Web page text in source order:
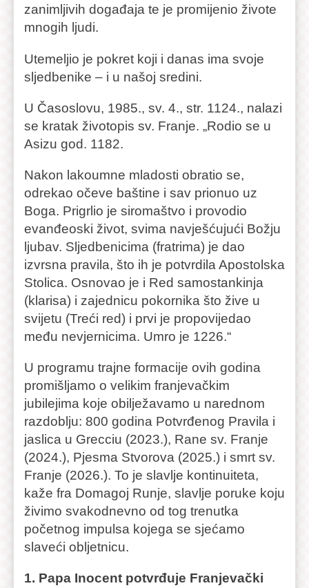
zanimljivih događaja te je promijenio živote
mnogih ljudi.
Utemeljio je pokret koji i danas ima svoje
sljedbenike – i u našoj sredini.
U Časoslovu, 1985., sv. 4., str. 1124., nalazi
se kratak životopis sv. Franje. „Rodio se u
Asizu god. 1182.
Nakon lakoumne mladosti obratio se,
odrekao očeve baštine i sav prionuo uz
Boga. Prigrlio je siromaštvo i provodio
evanđeoski život, svima navješćujući Božju
ljubav. Sljedbenicima (fratrima) je dao
izvrsna pravila, što ih je potvrdila Apostolska
Stolica. Osnovao je i Red samostankinja
(klarisa) i zajednicu pokornika što žive u
svijetu (Treći red) i prvi je propovijedao
među nevjernicima. Umro je 1226.“
U programu trajne formacije ovih godina
promišljamo o velikim franjevačkim
jubilejima koje obilježavamo u narednom
razdoblju: 800 godina Potvrđenog Pravila i
jaslica u Grecciu (2023.), Rane sv. Franje
(2024.), Pjesma Stvorova (2025.) i smrt sv.
Franje (2026.). To je slavlje kontinuiteta,
kaže fra Domagoj Runje, slavlje poruke koju
živimo svakodnevno od tog trenutka
početnog impulsa kojega se sjećamo
slaveći obljetnicu.
1. Papa Inocent potvrđuje Franjevački